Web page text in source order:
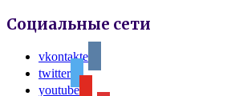
Социальные сети
vkontakte
twitter
youtube